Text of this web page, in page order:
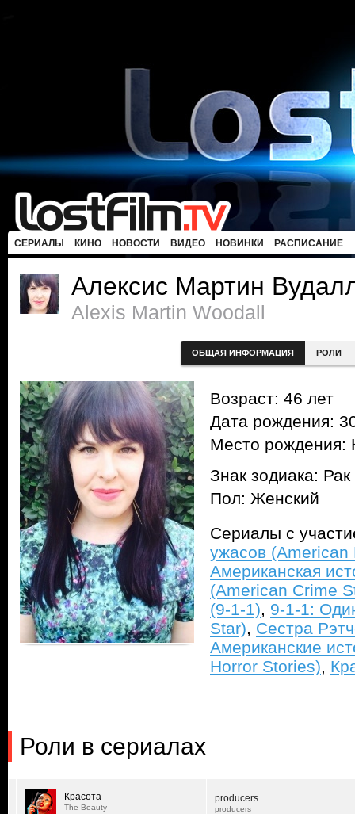
СЕРИАЛЫ КИНО НОВОСТИ ВИДЕО НОВИНКИ РАСПИСАНИЕ
Алексис Мартин
Alexis Martin Woodall
ОБЩАЯ ИНФОРМАЦИЯ РОЛИ
Возраст: 46 лет
Дата рождения:
Место
Знак зодиака: Рак
Пол: Женский
Сериалы с
ужасов (American
Американская
(American Crime
(9-1-1), 9-1-1:
Star), Сестра
Американские
Horror Stories),
Роли в сериалах
Красота
The Beauty
producers
producers